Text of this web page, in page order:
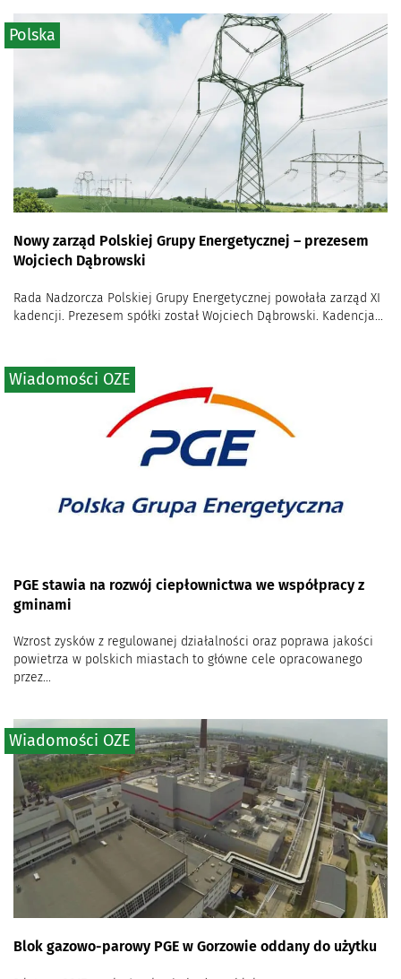
Nowy zarząd Polskiej Grupy Energetycznej – prezesem
Wojciech Dąbrowski
Rada Nadzorcza Polskiej Grupy Energetycznej powołała zarząd XI
kadencji. Prezesem spółki został Wojciech Dąbrowski. Kadencja...
Polska
PGE stawia na rozwój ciepłownictwa we współpracy z
gminami
Wzrost zysków z regulowanej działalności oraz poprawa jakości
powietrza w polskich miastach to główne cele opracowanego
przez...
Wiadomości OZE
Blok gazowo-parowy PGE w Gorzowie oddany do użytku
Wiadomości OZE